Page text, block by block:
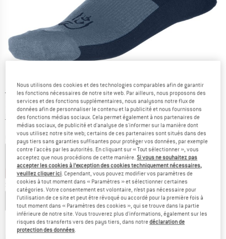
Prix initial :
34,95€
Prix:
22,72€ TVA incl.
hors Frais de livraisonInformations sur les frais de livraison. Ouvre une
Couleur:Indigo Night / Flintstone
-35 % -35 %
Sélectionner taille:
EU37-39 EU40-42 EU43-45
Guide des tailles
Nous utilisons des cookies et des technologies comparables afin de garantir
les fonctions nécessaires de notre site web. Par ailleurs, nous proposons des
services et des fonctions supplémentaires, nous analysons notre flux de
données afin de personnaliser le contenu et la publicité et nous fournissons
des fonctions médias sociaux. Cela permet également à nos partenaires de
médias sociaux, de publicité et d'analyse de s'informer sur la manière dont
vous utilisez notre site web; certains de ces partenaires sont situés dans des
pays tiers sans garanties suffisantes pour protéger vos données, par exemple
contre l'accès par les autorités. En cliquant sur « Tout sélectionner », vous
acceptez que nous procédions de cette manière.Si vous ne souhaitez pas
accepter les cookies à l’exception des cookies techniquement nécessaires,
veuillez cliquer ici. Cependant, vous pouvez modifier vos paramètres de
cookies à tout moment dans « Paramètres » et sélectionner certaines
catégories. Votre consentement est volontaire, n’est pas nécessaire pour
l’utilisation de ce site et peut être révoqué ou accordé pour la première fois à
tout moment dans « Paramètres des cookies », qui se trouve dans la partie
inférieure de notre site. Vous trouverez plus d'informations, également sur les
risques des transferts vers des pays tiers, dans notredéclaration de
protection des données.